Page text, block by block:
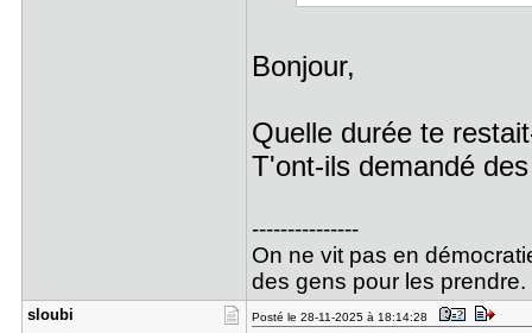
Bonjour,
Quelle durée te
T'ont-ils demandé
---------------
On ne vit pas en
des gens pour les prendre.
sloubi Posté le 28-11-2025 à 18:14:28